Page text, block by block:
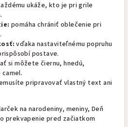
ukáže, kto je pri grile
pomáha chrániť oblečenie pri
vďaka nastaviteľnému popruhu
postave.
si môžete čiernu, hnedú,
pripravovať vlastný text ani
na narodeniny, meniny, Deň
prekvapenie pred začiatkom